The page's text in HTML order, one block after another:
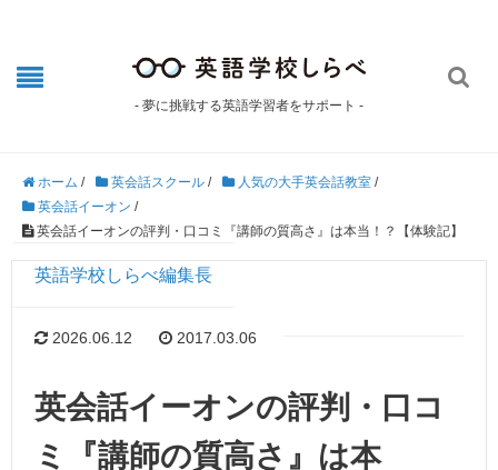
- 夢に挑戦する英語学習者をサポート -

ホーム / 英会話スクール / 人気の大手英会話教室 /
英会話イーオン /
英会話イーオンの評判・口コミ『講師の質高さ』は本当！？【体験記】
英語学校しらべ編集長
2026.06.12 2017.03.06
英会話イーオンの評判・口コ
ミ『講師の質高さ』は本